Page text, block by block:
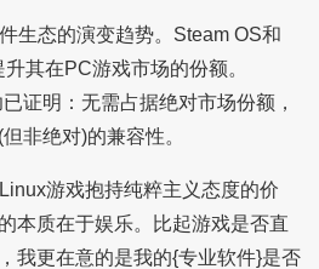
生态的演变趋势。Steam OS和
其在PC游戏市场的份额。
证明：无需占据绝对市场份额，
非绝对)的兼容性。
游戏抱持纯粹主义态度的价
本质在于娱乐。比起游戏是否直
我更在意的是我的{专业软件}是否